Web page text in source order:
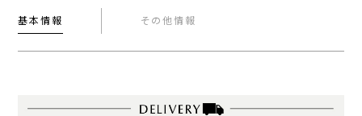
基本情報 その他情報